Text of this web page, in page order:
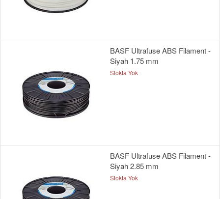
BASF Ultrafuse ABS Filament -
Siyah 1.75 mm
Stokta Yok
BASF Ultrafuse ABS Filament -
Siyah 2.85 mm
Stokta Yok